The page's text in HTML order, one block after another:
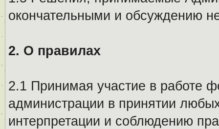
окончательными и обсуждению
2. О правилах
2.1 Принимая участие в работе
администрации в принятии
интерпретации и соблюдению